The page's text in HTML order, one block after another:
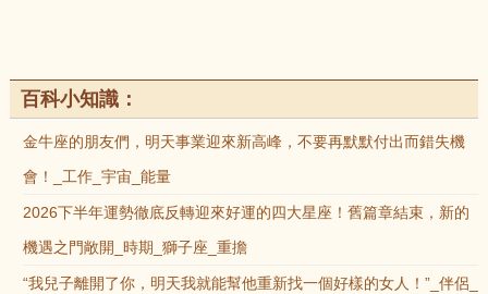
百科小知識：
金牛座的朋友們，明天事業迎來新高峰，不要再默默付出而錯失機
會！_工作_宇宙_能量
2026下半年運勢徹底反轉迎來好運的四大星座！舊篇章結束，新的
機遇之門敞開_時期_獅子座_重擔
“我兒子離開了你，明天我就能幫他重新找一個好樣的女人！”_伴侶_